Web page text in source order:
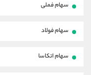
سهام فملی
سهام فولاد
سهام اتکاسا